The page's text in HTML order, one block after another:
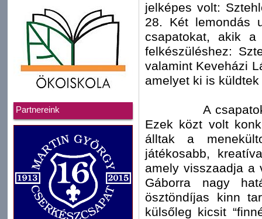
Partnereink
jelképes volt:
28. Két lemondás
csapatokat, akik a
felkészüléshez:
valamint Keveházi
amelyet ki is
A csapatoknak
Ezek közt volt
álltak a
játékosabb,
amely visszaadja a
Gáborra nagy
ösztöndíjas kinn
külsőleg kicsit